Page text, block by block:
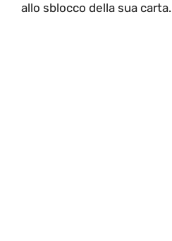
allo sblocco della sua carta.